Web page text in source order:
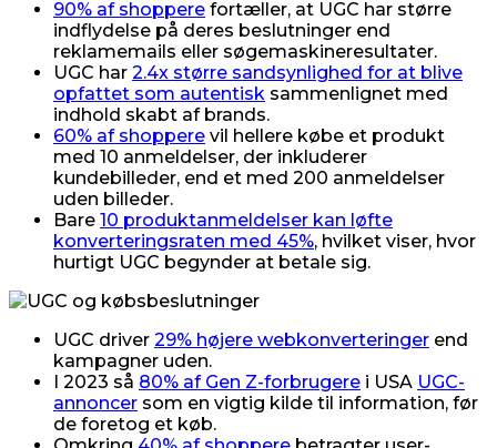
90% af shoppere fortæller, at UGC har større
indflydelse på deres beslutninger end
reklamemails eller søgemaskineresultater.
UGC har 2.4x større sandsynlighed for at blive
opfattet som autentisk sammenlignet med
indhold skabt af brands.
60% af shoppere vil hellere købe et produkt
med 10 anmeldelser, der inkluderer
kundebilleder, end et med 200 anmeldelser
uden billeder.
Bare 10 produktanmeldelser kan løfte
konverteringsraten med 45%, hvilket viser, hvor
hurtigt UGC begynder at betale sig.
UGC driver 29% højere webkonverteringer end
kampagner uden.
I 2023 så 80% af Gen Z-forbrugere i USA UGC-
annoncer som en vigtig kilde til information, før
de foretog et køb.